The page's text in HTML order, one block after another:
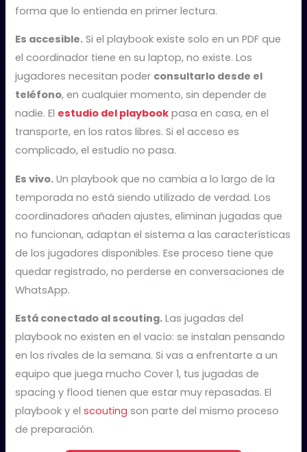
forma que lo entienda en primer lectura.
Es accesible. Si el playbook existe solo en un PDF que
el coordinador tiene en su laptop, no existe. Los
jugadores necesitan poder consultarlo desde el
teléfono, en cualquier momento, sin depender de
nadie. El estudio del playbook pasa en casa, en el
transporte, en los ratos libres. Si el acceso es
complicado, el estudio no pasa.
Es vivo. Un playbook que no cambia a lo largo de la
temporada no está siendo utilizado de verdad. Los
coordinadores añaden ajustes, eliminan jugadas que
no funcionan, adaptan el sistema a las características
de los jugadores disponibles. Ese proceso tiene que
quedar registrado, no perderse en conversaciones de
WhatsApp.
Está conectado al scouting. Las jugadas del
playbook no existen en el vacío: se instalan pensando
en los rivales de la semana. Si vas a enfrentarte a un
equipo que juega mucho Cover 1, tus jugadas de
spacing y flood tienen que estar muy repasadas. El
playbook y elscouting son parte del mismo proceso
de preparación.